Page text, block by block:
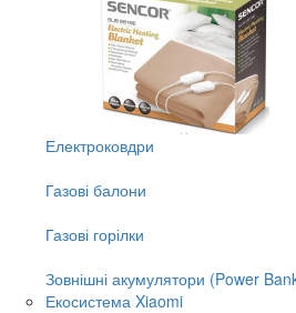
Електроковдри
Газові балони
Газові горілки
Зовнішні акумулятори (Power
Екосистема Xiaomi